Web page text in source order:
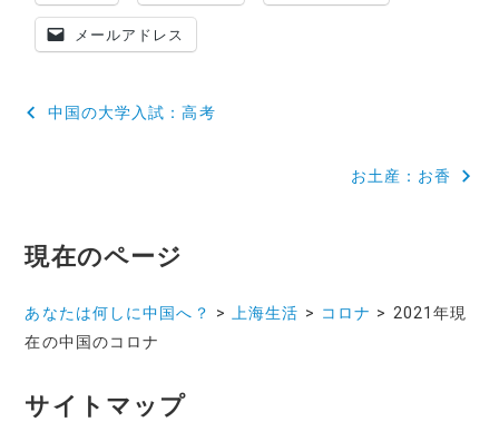
メールアドレス
投
ゲ
ー
シ
ョ
中国の大学入試：高考
お土産：お香
現在のページ
あなたは何しに中国へ？ >上海生活 > コロナ > 2021年現
在の中国のコロナ
サイトマップ